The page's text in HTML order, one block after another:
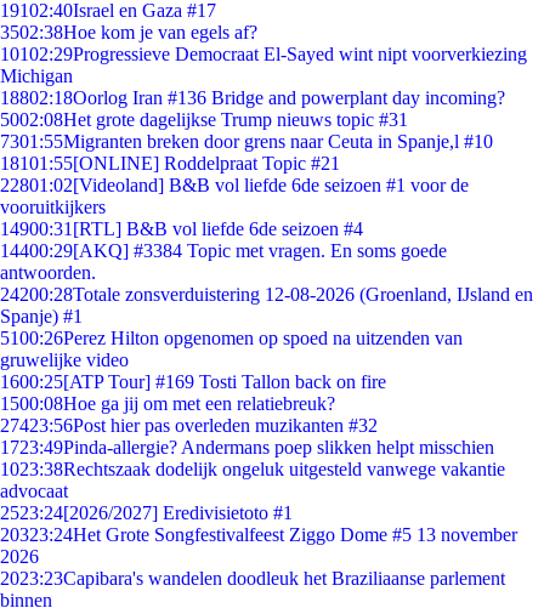
19102:40Israel en Gaza #17
3502:38Hoe kom je van egels af?
10102:29Progressieve Democraat El-Sayed wint nipt voorverkiezing
Michigan
18802:18Oorlog Iran #136 Bridge and powerplant day incoming?
5002:08Het grote dagelijkse Trump nieuws topic #31
7301:55Migranten breken door grens naar Ceuta in Spanje,l #10
18101:55[ONLINE] Roddelpraat Topic #21
22801:02[Videoland] B&B vol liefde 6de seizoen #1 voor de
vooruitkijkers
14900:31 [RTL] B&B vol liefde 6de seizoen #4
14400:29[AKQ] #3384 Topic met vragen. En soms goede
antwoorden.
24200:28Totale zonsverduistering 12-08-2026 (Groenland, IJsland en
Spanje) #1
5100:26Perez Hilton opgenomen op spoed na uitzenden van
gruwelijke video
1600:25[ATP Tour] #169 Tosti Tallon back on fire
1500:08Hoe ga jij om met een relatiebreuk?
27423:56Post hier pas overleden muzikanten #32
1723:49Pinda-allergie? Andermans poep slikken helpt misschien
1023:38Rechtszaak dodelijk ongeluk uitgesteld vanwege vakantie
advocaat
2523:24[2026/2027] Eredivisietoto #1
20323:24Het Grote Songfestivalfeest Ziggo Dome #5 13 november
2026
2023:23Capibara's wandelen doodleuk het Braziliaanse parlement
binnen